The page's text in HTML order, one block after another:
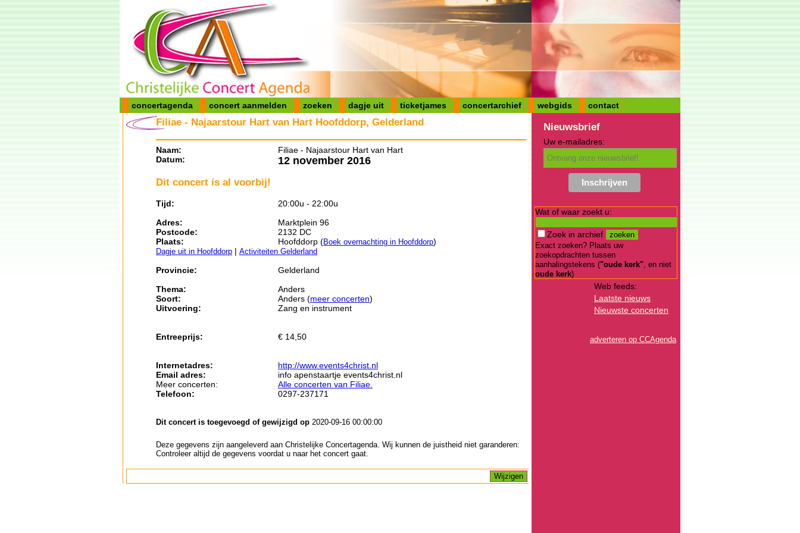
concertagenda concert aanmelden zoeken dagje uit ticketjames concertarchief webgids contact
Filiae - Najaarstour Hart van Hart Hoofddorp, Gelderland
Naam:
Filiae - Najaarstour Hart van Hart
Datum:
12 november 2016
Dit concert is al voorbij!
Tijd:
20:00u - 22:00u
Adres:
Marktplein 96
Postcode:
2132 DC
Plaats:
Hoofddorp (Boek overnachting in Hoofddorp)
Dagje uit in Hoofddorp | Activiteiten Gelderland
Provincie:
Gelderland
Thema:
Anders
Soort:
Anders (meer concerten)
Uitvoering:
Zang en instrument
Entreeprijs: € 14,50
Internetadres:
http://www.events4christ.nl
Email adres:
info apenstaartje events4christ.nl
Meer concerten:
Alle concerten van Filiae.
Telefoon:
0297-237171
Dit concert is toegevoegd of gewijzigd op 2020-09-16 00:00:00
Deze gegevens zijn aangeleverd aan Christelijke Concertagenda. Wij kunnen de juistheid niet garanderen:
Controleer altijd de gegevens voordat u naar het concert gaat.
Nieuwsbrief
Uw e-mailadres:
Wat of waar zoekt u:
Zoek in archief
Exact zoeken? Plaats uw
zoekopdrachten tussen
aanhalingstekens ("oude kerk", en niet
oude kerk)
Web feeds:
Laatste nieuws
Nieuwste concerten
adverteren op CCAgenda